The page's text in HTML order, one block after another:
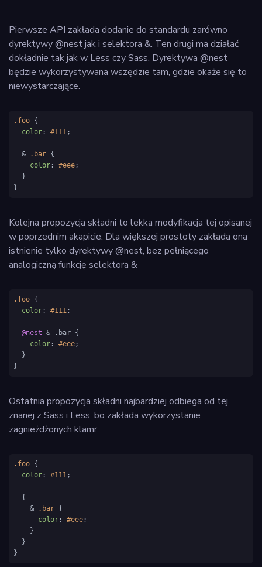
Pierwsze API zakłada dodanie do standardu zarówno
dyrektywy @nest jak i selektora &. Ten drugi ma działać
dokładnie tak jak w Less czy Sass. Dyrektywa @nest
będzie wykorzystywana wszędzie tam, gdzie okaże się to
niewystarczające.
.foo {
color : #111 ;
  &
.bar {
color : #eee ;
}
Kolejna propozycja składni to lekka modyfikacja tej opisanej
w poprzednim akapicie. Dla większej prostoty zakłada ona
istnienie tylko dyrektywy @nest, bez pełniącego
analogiczną funkcję selektora &
.foo {
color : #111 ;
@nest & .bar {
color : #eee ;
}
Ostatnia propozycja składni najbardziej odbiega od tej
znanej z Sass i Less, bo zakłada wykorzystanie
zagnieżdżonych klamr.
.foo {
color : #111 ;
    &
.bar {
color : #eee ;
}